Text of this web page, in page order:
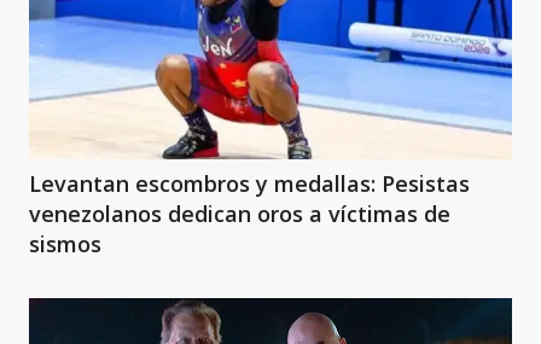
Levantan escombros y medallas: Pesistas
venezolanos dedican oros a víctimas de
sismos